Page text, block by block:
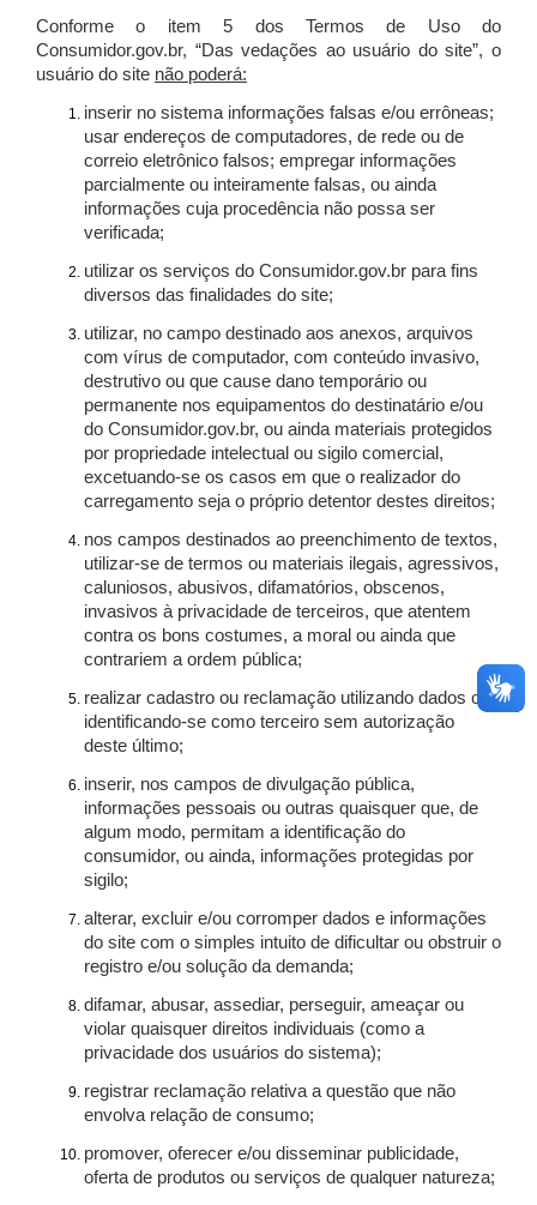
Conforme o item 5 dos Termos de Uso do
Consumidor.gov.br, “Das vedações ao usuário do site”, o
usuário do site não poderá:
inserir no sistema informações falsas e/ou errôneas;
usar endereços de computadores, de rede ou de
correio eletrônico falsos; empregar informações
parcialmente ou inteiramente falsas, ou ainda
informações cuja procedência não possa ser
verificada;
utilizar os serviços do Consumidor.gov.br para fins
diversos das finalidades do site;
utilizar, no campo destinado aos anexos, arquivos
com vírus de computador, com conteúdo invasivo,
destrutivo ou que cause dano temporário ou
permanente nos equipamentos do destinatário e/ou
do Consumidor.gov.br, ou ainda materiais protegidos
por propriedade intelectual ou sigilo comercial,
excetuando-se os casos em que o realizador do
carregamento seja o próprio detentor destes direitos;
nos campos destinados ao preenchimento de textos,
utilizar-se de termos ou materiais ilegais, agressivos,
caluniosos, abusivos, difamatórios, obscenos,
invasivos à privacidade de terceiros, que atentem
contra os bons costumes, a moral ou ainda que
contrariem a ordem pública;
realizar cadastro ou reclamação utilizando dados ou
identificando-se como terceiro sem autorização
deste último;
inserir, nos campos de divulgação pública,
informações pessoais ou outras quaisquer que, de
algum modo, permitam a identificação do
consumidor, ou ainda, informações protegidas por
sigilo;
alterar, excluir e/ou corromper dados e informações
do site com o simples intuito de dificultar ou obstruir o
registro e/ou solução da demanda;
difamar, abusar, assediar, perseguir, ameaçar ou
violar quaisquer direitos individuais (como a
privacidade dos usuários do sistema);
registrar reclamação relativa a questão que não
envolva relação de consumo;
promover, oferecer e/ou disseminar publicidade,
oferta de produtos ou serviços de qualquer natureza;